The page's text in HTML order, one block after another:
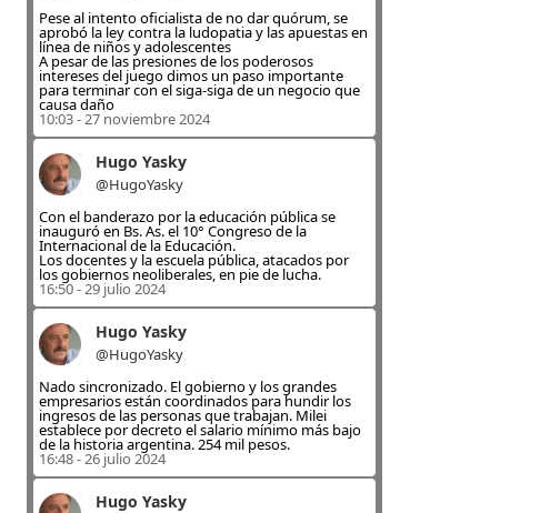
Pese al intento oficialista de no dar quórum, se
aprobó la ley contra la ludopatia y las apuestas en
línea de niños y adolescentes
A pesar de las presiones de los poderosos
intereses del juego dimos un paso importante
para terminar con el siga-siga de un negocio que
causa daño
10:03 - 27 noviembre 2024
Hugo Yasky
@HugoYasky
Con el banderazo por la educación pública se
inauguró en Bs. As. el 10° Congreso de la
Internacional de la Educación.
Los docentes y la escuela pública, atacados por
los gobiernos neoliberales, en pie de lucha.
16:50 - 29 julio 2024
Hugo Yasky
@HugoYasky
Nado sincronizado. El gobierno y los grandes
empresarios están coordinados para hundir los
ingresos de las personas que trabajan. Milei
establece por decreto el salario mínimo más bajo
de la historia argentina. 254 mil pesos.
16:48 - 26 julio 2024
Hugo Yasky